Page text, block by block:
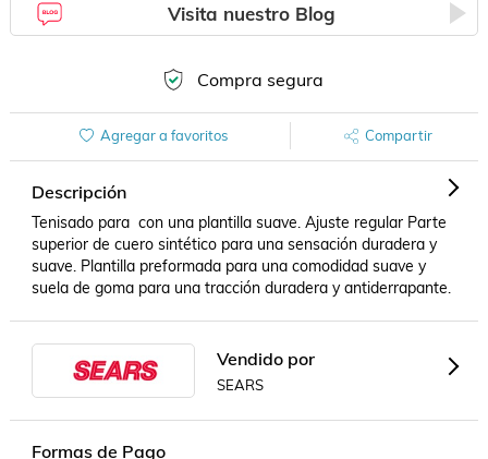
Visita nuestro Blog
Compra segura
Agregar a favoritos Compartir
Descripción
Tenisado para  con una plantilla suave. Ajuste regular Parte
superior de cuero sintético para una sensación duradera y
suave. Plantilla preformada para una comodidad suave y
suela de goma para una tracción duradera y antiderrapante.
Vendido por
SEARS
Formas de Pago